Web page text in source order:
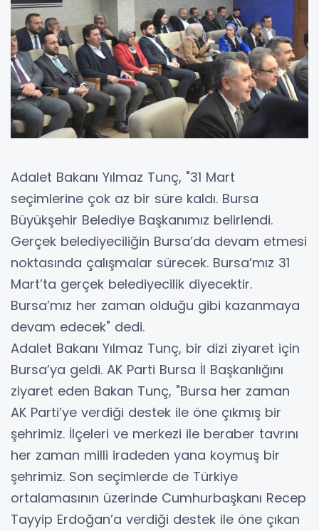
Adalet Bakanı Yılmaz Tunç, "31 Mart
seçimlerine çok az bir süre kaldı. Bursa
Büyükşehir Belediye Başkanımız belirlendi.
Gerçek belediyeciliğin Bursa’da devam etmesi
noktasında çalışmalar sürecek. Bursa’mız 31
Mart’ta gerçek belediyecilik diyecektir.
Bursa’mız her zaman olduğu gibi kazanmaya
devam edecek" dedi.
Adalet Bakanı Yılmaz Tunç, bir dizi ziyaret için
Bursa’ya geldi. AK Parti Bursa İl Başkanlığını
ziyaret eden Bakan Tunç, "Bursa her zaman
AK Parti’ye verdiği destek ile öne çıkmış bir
şehrimiz. İlçeleri ve merkezi ile beraber tavrını
her zaman milli iradeden yana koymuş bir
şehrimiz. Son seçimlerde de Türkiye
ortalamasının üzerinde Cumhurbaşkanı Recep
Tayyip Erdoğan’a verdiği destek ile öne çıkan